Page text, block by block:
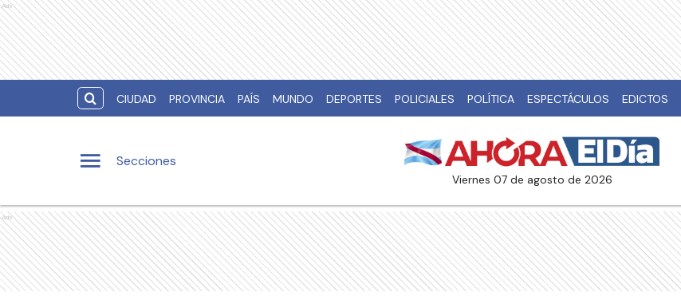
Ads
CIUDAD PROVINCIA PAÍS MUNDO DEPORTES POLICIALES POLÍTICA ESPECTÁCULOS EDICTOS
Secciones
viernes 07 de agosto de 2026
Ads